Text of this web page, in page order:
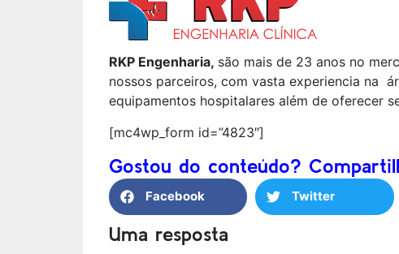
RKP Engenharia, são mais de 23 anos no
nossos parceiros, com vasta experiencia na
equipamentos hospitalares além de oferecer
[mc4wp_form id=”4823″]
Gostou do conteúdo?
Facebook Twitter
Uma resposta